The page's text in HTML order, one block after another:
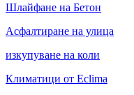
Шлайфане на Бетон
Асфалтиране на улица
изкупуване на коли
Климатици от Eclima